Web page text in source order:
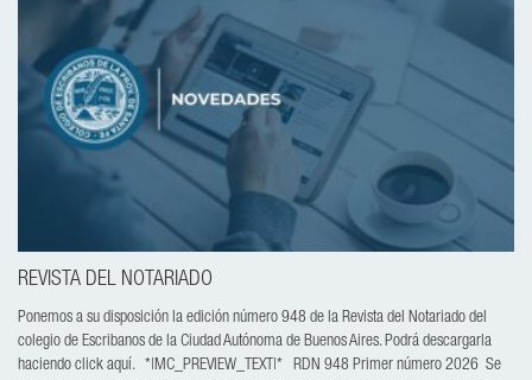
REVISTA DEL NOTARIADO
Ponemos a su disposición la edición número 948 de la Revista del Notariado del
colegio de Escribanos de la Ciudad Autónoma de Buenos Aires. Podrá descargarla
haciendo click aquí. *|MC_PREVIEW_TEXT|* RDN 948 Primer número 2026 Se